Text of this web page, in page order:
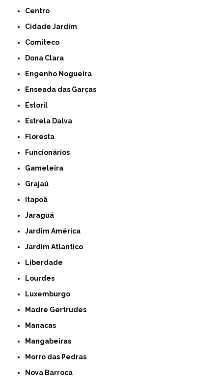
Centro
Cidade Jardim
Comiteco
Dona Clara
Engenho Nogueira
Enseada das Garças
Estoril
Estrela Dalva
Floresta
Funcionários
Gameleira
Grajaú
Itapoã
Jaraguá
Jardim América
Jardim Atlantico
Liberdade
Lourdes
Luxemburgo
Madre Gertrudes
Manacas
Mangabeiras
Morro das Pedras
Nova Barroca